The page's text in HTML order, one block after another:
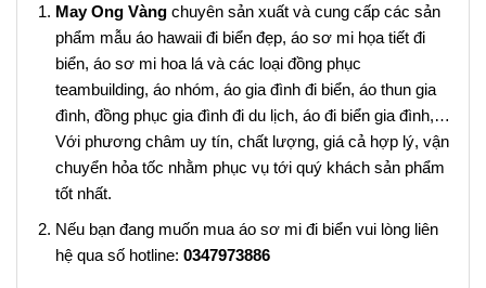
May Ong Vàngchuyên sản xuất và cung cấp các sản
phẩm mẫu áo hawaii đi biển đẹp, áo sơ mi họa tiết đi
biển, áo sơ mi hoa lá và các loại đồng phục
teambuilding, áo nhóm, áo gia đình đi biển, áo thun gia
đình, đồng phục gia đình đi du lịch, áo đi biển gia đình,…
Với phương châm uy tín, chất lượng, giá cả hợp lý, vận
chuyển hỏa tốc nhằm phục vụ tới quý khách sản phẩm
tốt nhất.
Nếu bạn đang muốn mua áo sơ mi đi biển vui lòng liên
hệ qua số hotline: 0347973886